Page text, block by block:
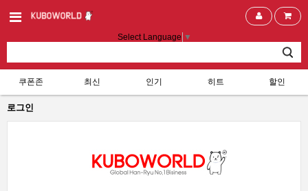
Select Language ▼
쿠폰존 최신 인기 히트 할인
로그인